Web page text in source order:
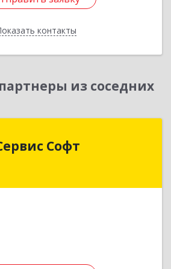
контакты
заявку
Назад
из соседних
Софт
Компания Сервис Софт
край, Курганинск г,